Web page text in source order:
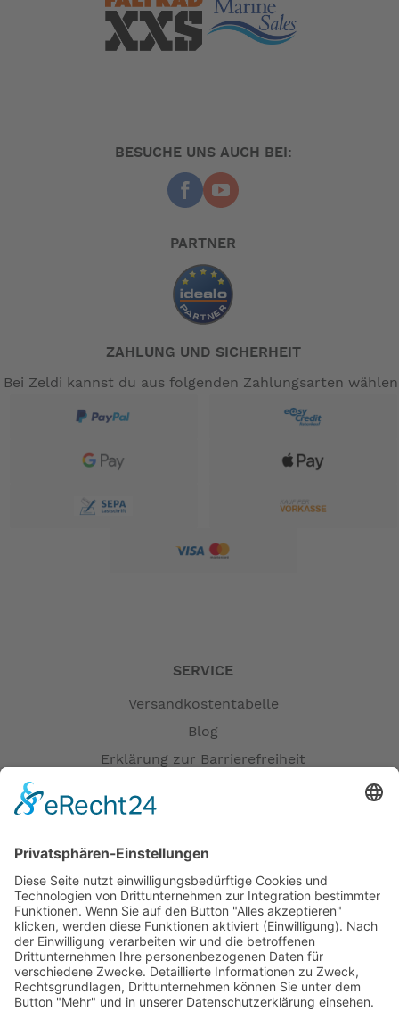
BESUCHE UNS AUCH BEI:
PARTNER
ZAHLUNG UND SICHERHEIT
Bei Zeldi kannst du aus folgenden Zahlungsarten
SERVICE
Versandkostentabelle
Blog
Erklärung zur Barrierefreiheit
Öffnungszeiten
Verfügbarkeit
Größenrechner (Umlaufmaß)
Datenschutz